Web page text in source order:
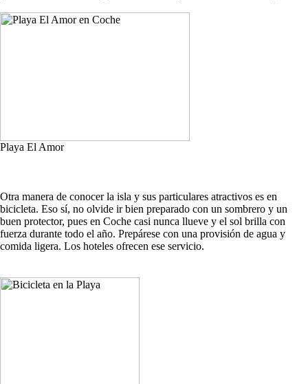
Playa El Amor
Otra manera de conocer la isla y sus particulares atractivos es en
bicicleta. Eso sí, no olvide ir bien preparado con un sombrero y un
buen protector, pues en Coche casi nunca llueve y el sol brilla con
fuerza durante todo el año. Prepárese con una provisión de agua y
comida ligera. Los hoteles ofrecen ese servicio.